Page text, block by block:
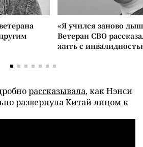
«Я учился заново
Ветеран СВО
жить с
рассказывала, как Нэнси
развернула Китай лицом к